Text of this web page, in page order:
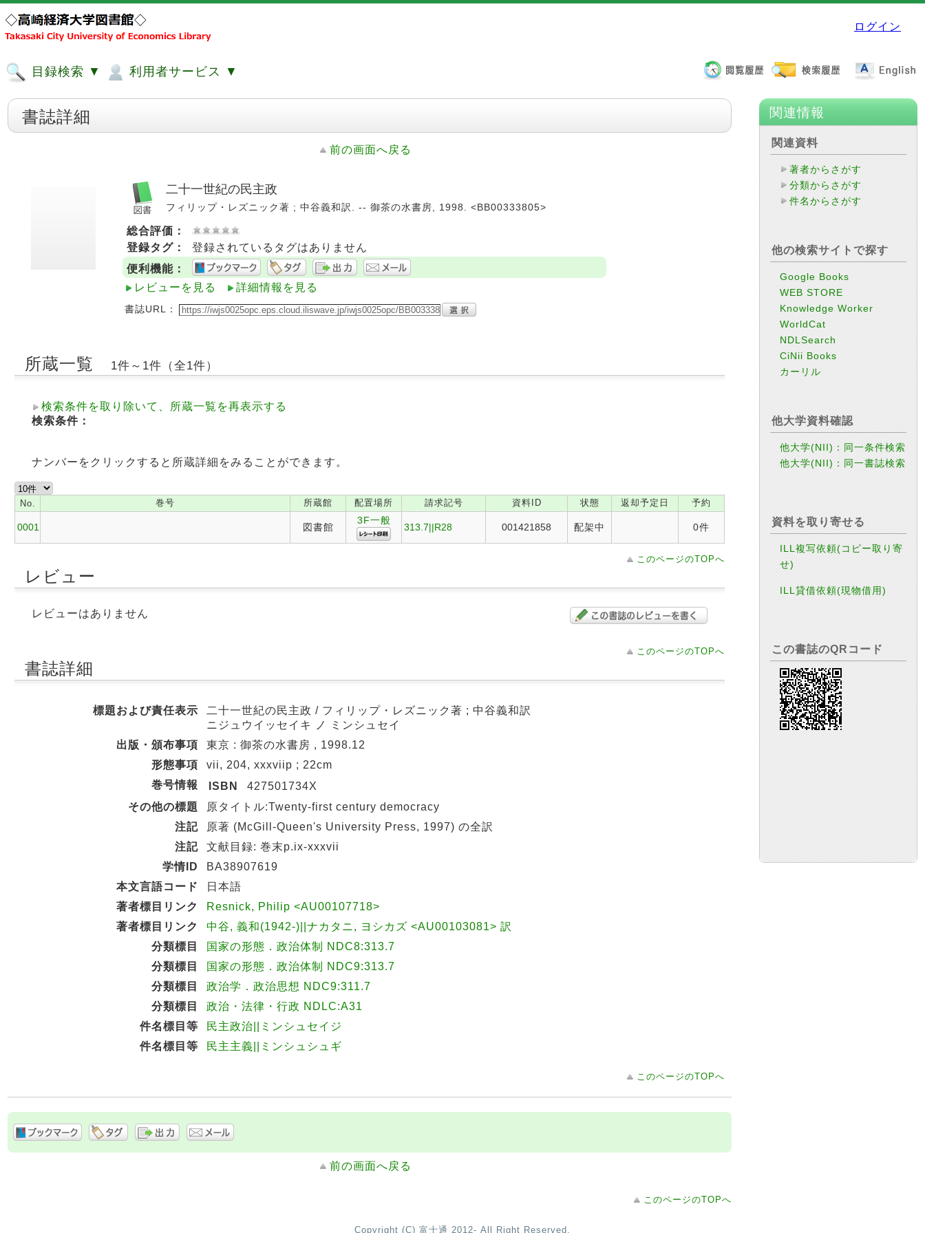
ログイン
目録検索 ▼ 利用者サービス ▼
書誌詳細
前の画面へ戻る
二十一世紀の民主政
フィリップ・レズニック著 ; 中谷義和訳. -- 御茶の水書房, 1998. <BB00333805>
総合評価：
登録タグ：
登録されているタグはありません
便利機能：
レビューを見る
詳細情報を見る
書誌URL：
所蔵一覧 1件～1件（全1件）
検索条件を取り除いて、所蔵一覧を再表示する
検索条件：
ナンバーをクリックすると所蔵詳細をみることができます。
No. 巻号 所蔵館 配置場所 請求記号 資料ID 状態 返却予定日 予約
0001 図書館
3F一般
313.7||R28 001421858 配架中 0件
このページのTOPへ
レビュー
レビューはありません
このページのTOPへ
書誌詳細
標題および責任表示
二十一世紀の民主政 / フィリップ・レズニック著 ; 中谷義和訳
ニジュウイッセイキ ノ ミンシュセイ
出版・頒布事項
東京 : 御茶の水書房 , 1998.12
形態事項
vii, 204, xxxviip ; 22cm
巻号情報
ISBN
427501734X
その他の標題
原タイトル:Twenty-first century democracy
注記
原著 (McGill-Queen's University Press, 1997) の全訳
注記
文献目録: 巻末p.ix-xxxvii
学情ID
BA38907619
本文言語コード
日本語
著者標目リンク
Resnick, Philip <AU00107718>
著者標目リンク
中谷, 義和(1942-)||ナカタニ, ヨシカズ <AU00103081> 訳
分類標目
国家の形態．政治体制 NDC8:313.7
分類標目
国家の形態．政治体制 NDC9:313.7
分類標目
政治学．政治思想 NDC9:311.7
分類標目
政治・法律・行政 NDLC:A31
件名標目等
民主政治||ミンシュセイジ
件名標目等
民主主義||ミンシュシュギ
このページのTOPへ
前の画面へ戻る
このページのTOPへ
関連情報
関連資料
著者からさがす
分類からさがす
件名からさがす
他の検索サイトで探す
Google Books
WEB STORE
Knowledge Worker
WorldCat
NDLSearch
CiNii Books
カーリル
他大学資料確認
他大学(NII)：同一条件検索
他大学(NII)：同一書誌検索
資料を取り寄せる
ILL複写依頼(コピー取り寄
せ)
ILL貸借依頼(現物借用)
この書誌のQRコード
Copyright (C) 富士通 2012- All Right Reserved.